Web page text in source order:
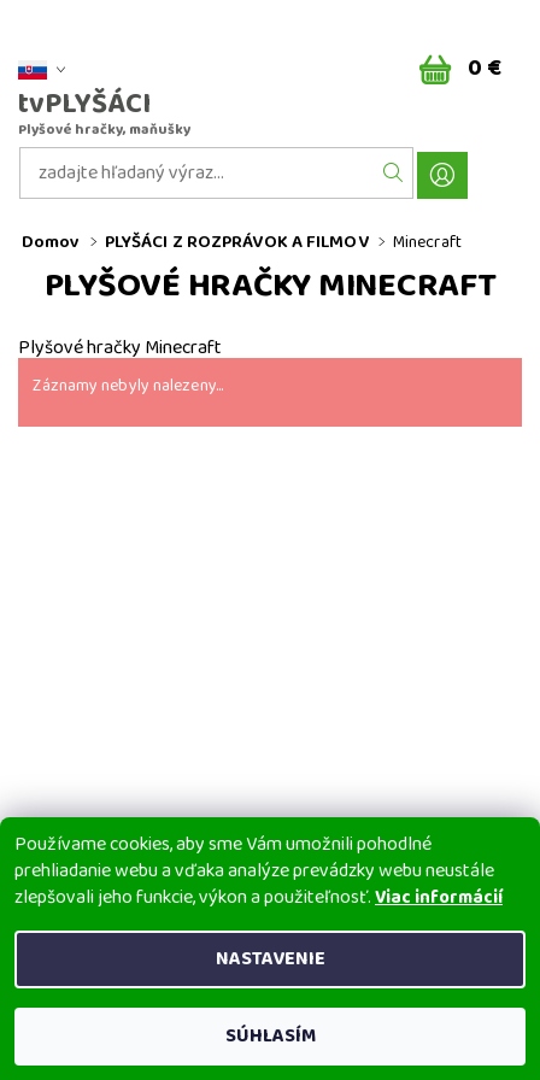
tvPLYŠÁCI
Plyšové hračky, maňušky
0 €
Domov PLYŠÁCI Z ROZPRÁVOK A FILMOV Minecraft
PLYŠOVÉ HRAČKY MINECRAFT
Plyšové hračky Minecraft
Záznamy nebyly nalezeny...
Používame cookies, aby sme Vám umožnili pohodlné
prehliadanie webu a vďaka analýze prevádzky webu neustále
zlepšovali jeho funkcie, výkon a použiteľnosť.Viac informácií
NASTAVENIE
SÚHLASÍM